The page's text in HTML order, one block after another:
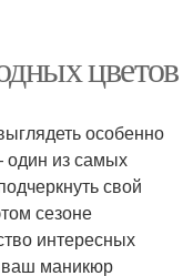
цветов
особенно
один из самых
свой
сезоне
интересных
ваш маникюр